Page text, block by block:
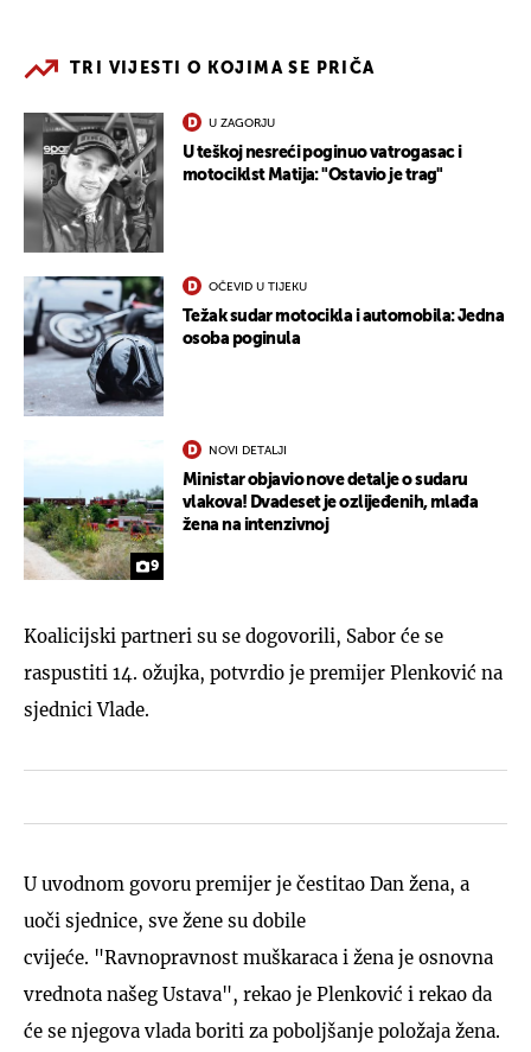
TRI VIJESTI O KOJIMA SE PRIČA
U ZAGORJU
U teškoj nesreći poginuo vatrogasac i
motociklst Matija: "Ostavio je trag"
OČEVID U TIJEKU
Težak sudar motocikla i automobila: Jedna
osoba poginula
9
NOVI DETALJI
Ministar objavio nove detalje o sudaru
vlakova! Dvadeset je ozlijeđenih, mlađa
žena na intenzivnoj
Koalicijski partneri su se dogovorili, Sabor će se
raspustiti 14. ožujka, potvrdio je premijer Plenković na
sjednici Vlade.
U uvodnom govoru premijer je čestitao Dan žena, a
uoči sjednice, sve žene su dobile
cvijeće. "Ravnopravnost muškaraca i žena je osnovna
vrednota našeg Ustava", rekao je Plenković i rekao da
će se njegova vlada boriti za poboljšanje položaja žena.